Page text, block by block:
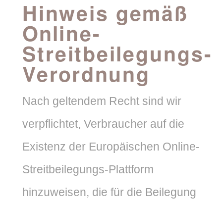
Hinweis gemäß
Online-
Streitbeilegungs-
Verordnung
Nach geltendem Recht sind wir
verpflichtet, Verbraucher auf die
Existenz der Europäischen Online-
Streitbeilegungs-Plattform
hinzuweisen, die für die Beilegung